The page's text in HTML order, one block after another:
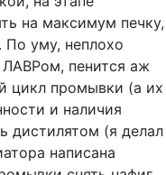
на максимум печку,
уму, неплохо
пенится аж
цикл промывки (а их
и наличия
дистилятом (я делал
написана